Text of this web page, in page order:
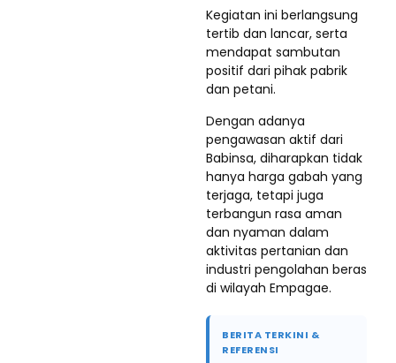
Kegiatan ini berlangsung
tertib dan lancar, serta
mendapat sambutan
positif dari pihak pabrik
dan petani.
Dengan adanya
pengawasan aktif dari
Babinsa, diharapkan tidak
hanya harga gabah yang
terjaga, tetapi juga
terbangun rasa aman
dan nyaman dalam
aktivitas pertanian dan
industri pengolahan beras
di wilayah Empagae.
BERITA TERKINI &
REFERENSI